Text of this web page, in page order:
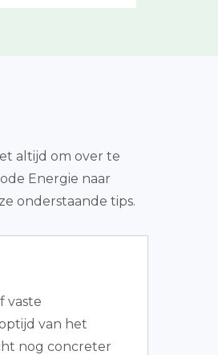
altijd om over te
Energie naar
onderstaande tips.
vaste
van het
nog concreter